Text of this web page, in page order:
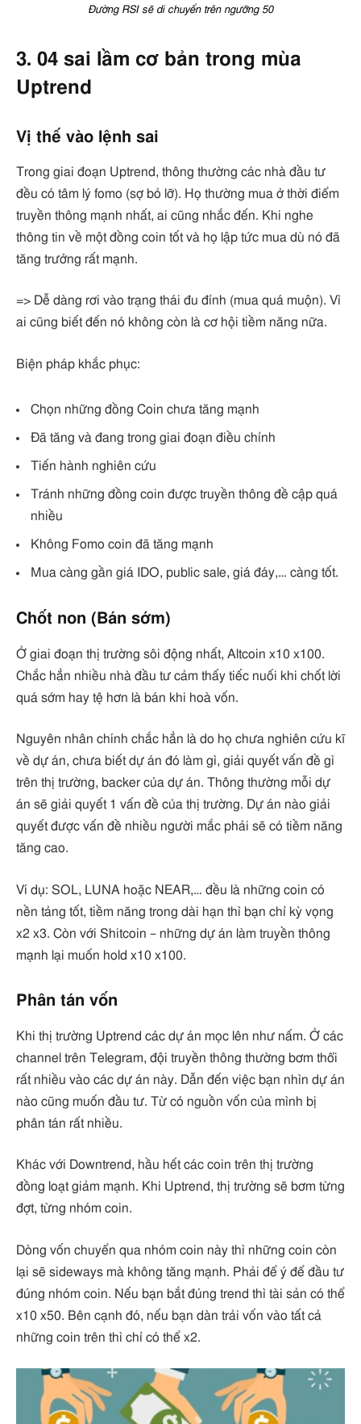
Đường RSI sẽ di chuyển trên ngưỡng 50
3. 04 sai lầm cơ bản trong mùa
Uptrend
Vị thế vào lệnh sai
Trong giai đoạn Uptrend, thông thường các nhà đầu tư
đều có tâm lý fomo (sợ bỏ lỡ). Họ thường mua ở thời điểm
truyền thông mạnh nhất, ai cũng nhắc đến. Khi nghe
thông tin về một đồng coin tốt và họ lập tức mua dù nó đã
tăng trưởng rất mạnh.
=> Dễ dàng rơi vào trạng thái đu đỉnh (mua quá muộn). Vì
ai cũng biết đến nó không còn là cơ hội tiềm năng nữa.
Biện pháp khắc phục:
Chọn những đồng Coin chưa tăng mạnh
Đã tăng và đang trong giai đoạn điều chỉnh
Tiến hành nghiên cứu
Tránh những đồng coin được truyền thông đề cập quá
nhiều
Không Fomo coin đã tăng mạnh
Mua càng gần giá IDO, public sale, giá đáy,… càng tốt.
Chốt non (Bán sớm)
Ở giai đoạn thị trường sôi động nhất, Altcoin x10 x100.
Chắc hẳn nhiều nhà đầu tư cảm thấy tiếc nuối khi chốt lời
quá sớm hay tệ hơn là bán khi hoà vốn.
Nguyên nhân chính chắc hẳn là do họ chưa nghiên cứu kĩ
về dự án, chưa biết dự án đó làm gì, giải quyết vấn đề gì
trên thị trường, backer của dự án. Thông thường mỗi dự
án sẽ giải quyết 1 vấn đề của thị trường. Dự án nào giải
quyết được vấn đề nhiều người mắc phải sẽ có tiềm năng
tăng cao.
Ví dụ: SOL, LUNA hoặc NEAR,… đều là những coin có
nền tảng tốt, tiềm năng trong dài hạn thì bạn chỉ kỳ vọng
x2 x3. Còn với Shitcoin – những dự án làm truyền thông
mạnh lại muốn hold x10 x100.
Phân tán vốn
Khi thị trường Uptrend các dự án mọc lên như nấm. Ở các
channel trên Telegram, đội truyền thông thường bơm thổi
rất nhiều vào các dự án này. Dẫn đến việc bạn nhìn dự án
nào cũng muốn đầu tư. Từ có nguồn vốn của mình bị
phân tán rất nhiều.
Khác với Downtrend, hầu hết các coin trên thị trường
đồng loạt giảm mạnh. Khi Uptrend, thị trường sẽ bơm từng
đợt, từng nhóm coin.
Dòng vốn chuyển qua nhóm coin này thì những coin còn
lại sẽ sideways mà không tăng mạnh. Phải để ý để đầu tư
đúng nhóm coin. Nếu bạn bắt đúng trend thì tài sản có thể
x10 x50. Bên cạnh đó, nếu bạn dàn trải vốn vào tất cả
những coin trên thì chỉ có thể x2.